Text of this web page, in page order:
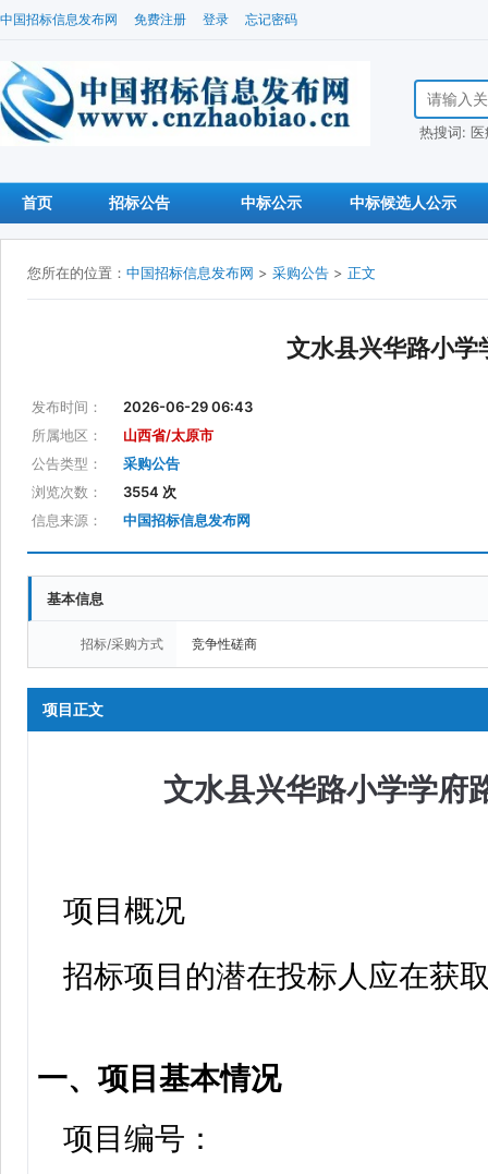
中国招标信息发布网 免费注册 登录 忘记密码
搜索招标信
热搜词:
首页 招标公告 中标公示 中标候选人公示
您所在的位置： 中国招标信息发布网 > 采购公告 > 正文
文水县兴华路小学
发布时间：
2026-06-29 06:43
所属地区：
山西省/太原市
公告类型：
采购公告
浏览次数：
3554 次
信息来源：
中国招标信息发布网
基本信息
招标/采购方式 竞争性磋商
项目正文